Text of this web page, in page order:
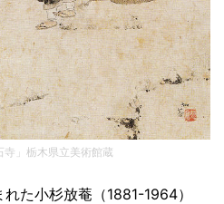
寺」栃木県立美術館蔵
た小杉放菴（1881-1964）